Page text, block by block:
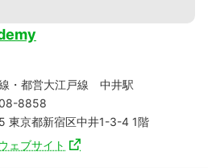
・都営大江戸線 中井駅
8858
東京都新宿区中井1-3-4 1階
ェブサイト